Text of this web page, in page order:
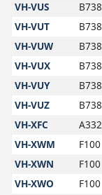
VH-VUS
B738
VH-VUT
B738
VH-VUW
B738
VH-VUX
B738
VH-VUY
B738
VH-VUZ
B738
VH-XFC
A332
VH-XWM
F100
VH-XWN
F100
VH-XWO
F100